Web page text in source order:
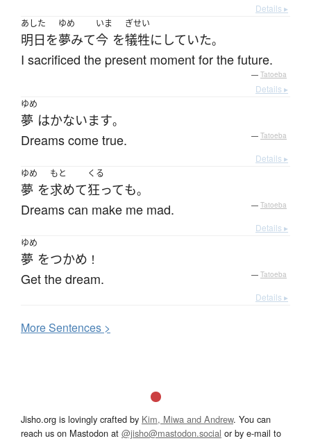
Details ▸
あした
明日 を
ゆめ
夢みて
いま
今 を
ぎせい
犠牲に していた。
I sacrificed the present moment for the future.
— Tatoeba
Details ▸
ゆめ
夢 はかないます。
Dreams come true. — Tatoeba
Details ▸
ゆめ
夢 を
もと
求めて
くる
狂っても。
Dreams can make me mad. — Tatoeba
Details ▸
ゆめ
夢 をつかめ ！
Get the dream. — Tatoeba
Details ▸
MoreSentences >
Jisho.org is lovingly crafted by Kim, Miwa and Andrew. You can
reach us on Mastodon at @jisho@mastodon.social or by e-mail to